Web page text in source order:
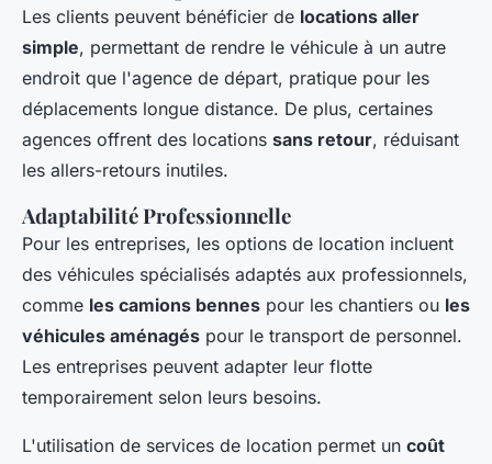
Les clients peuvent bénéficier de locations aller
simple, permettant de rendre le véhicule à un autre
endroit que l'agence de départ, pratique pour les
déplacements longue distance. De plus, certaines
agences offrent des locations sans retour, réduisant
les allers-retours inutiles.
Adaptabilité Professionnelle
Pour les entreprises, les options de location incluent
des véhicules spécialisés adaptés aux professionnels,
comme les camions bennes pour les chantiers ou les
véhicules aménagés pour le transport de personnel.
Les entreprises peuvent adapter leur flotte
temporairement selon leurs besoins.
L'utilisation de services de location permet un coût